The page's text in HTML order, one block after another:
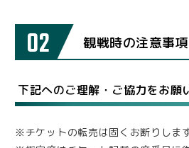
02 観戦時の注意事項
下記へのご理解・ご協力をお願
※チケットの転売は固くお断りします